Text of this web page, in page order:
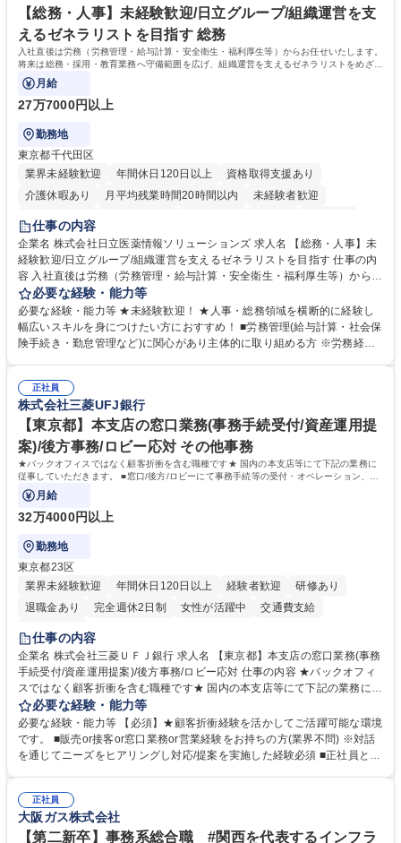
【総務・人事】未経験歓迎/日立グループ/組織運営を支
えるゼネラリストを目指す 総務
入社直後は労務（労務管理・給与計算・安全衛生・福利厚生等）からお任せいたします。
将来は総務・採用・教育業務へ守備範囲を広げ、組織運営を支えるゼネラリストをめざせ
ます。
月給
27万7000円以上
勤務地
東京都千代田区
業界未経験歓迎
年間休日120日以上
資格取得支援あり
介護休暇あり
月平均残業時間20時間以内
未経験者歓迎
住宅手当あり
育休あり
完全週休2日制 交通費支給 土日祝休み 寮・社宅あり
仕事の内容
企業名 株式会社日立医薬情報ソリューションズ 求人名 【総務・人事】未
経験歓迎/日立グループ/組織運営を支えるゼネラリストを目指す 仕事の内
容 入社直後は労務（労務管理・給与計算・安全衛生・福利厚生等）からお
任せいたします。将来は総務・採用・教育業務へ守備範囲を広げ、組織運
営を支えるゼネラリストをめざせます。 ・初期業務：労働時間管理、給与
計算、社会保険対応、福利厚生管理、安全衛生、健康経営推進等をお任せ
します。ご経験に応じて、休職者管理など、幅広く経験を積んでいただき
幅広く経験を積みたい意欲がある方に最適な環境です。 募集職種 【総
務・人事】未経験歓迎/日立グループ/組織運営を支えるゼネラリストを目
指す
必要な経験・能力等
必要な経験・能力等 ★未経験歓迎！ ★人事・総務領域を横断的に経験し
幅広いスキルを身につけたい方におすすめ！ ■労務管理(給与計算・社会保
険手続き・勤怠管理など)に関心があり主体的に取り組める方 ※労務経験
のご経験 ■労務管理（給与計算・社会保険手続き・勤怠管理など）の経験
■衛生管理者の資格をお持ちの方 学歴・資格 学歴：大学院 大学 高専 短大
専修学校 高校 語学力： 資格：
正社員
株式会社三菱UFJ銀行
【東京都】本支店の窓口業務(事務手続受付/資産運用提
案)/後方事務/ロビー応対 その他事務
★バックオフィスではなく顧客折衝を含む職種です★ 国内の本支店等にて下記の業務に
従事していただきます。 ■窓口/後方/ロビーにて事務手続等の受付・オペレーション、お
客様対応
月給
32万4000円以上
勤務地
東京都23区
業界未経験歓迎
年間休日120日以上 経験者歓迎
研修あり
退職金あり
完全週休2日制 女性が活躍中
交通費支給
土日祝休み
仕事の内容
企業名 株式会社三菱ＵＦＪ銀行 求人名 【東京都】本支店の窓口業務(事務
手続受付/資産運用提案)/後方事務/ロビー応対 仕事の内容 ★バックオフィ
スではなく顧客折衝を含む職種です★ 国内の本支店等にて下記の業務に従
事していただきます。 ■窓口/後方/ロビーにて事務手続等の受付・オペレ
ーション、お客様対応 ■窓口にて、ご来店された個人のお客様に対して金
融商品のご提案 ■効率的な事務運用の検討・構築等 ≪業務紹介：ご応募前
に必ずご覧ください≫ ※記事 https://www.mysite.bk.mufg.jp/career/circle/
必要な経験・能力等
必要な経験・能力等 【必須】★顧客折衝経験を活かしてご活躍可能な環境
です。 ■販売or接客or窓口業務or営業経験をお持ちの方(業界不問) ※対話
を通じてニーズをヒアリングし対応/提案を実施した経験必須 ■正社員とし
るので安心して入行いただけます。 幅広いキャリアの選択肢があり、公募
や社内副業等を活用し、 一人ひとりが挑戦できるカルチャーが浸透してい
ます。 学歴・資格 学歴：大学院 大学 高専 短大 専修学校 高校 語学力：
正社員
大阪ガス株式会社
【第二新卒】事務系総合職 #関西を代表するインフラ